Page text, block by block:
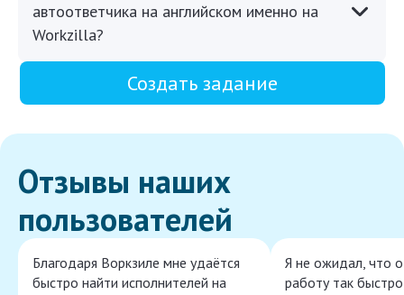
автоответчика на английском именно на
Workzilla?
Создать задание
Отзывы наших
пользователей
Благодаря Воркзиле мне удаётся
быстро найти исполнителей на
Я не ожидал, что
работу так